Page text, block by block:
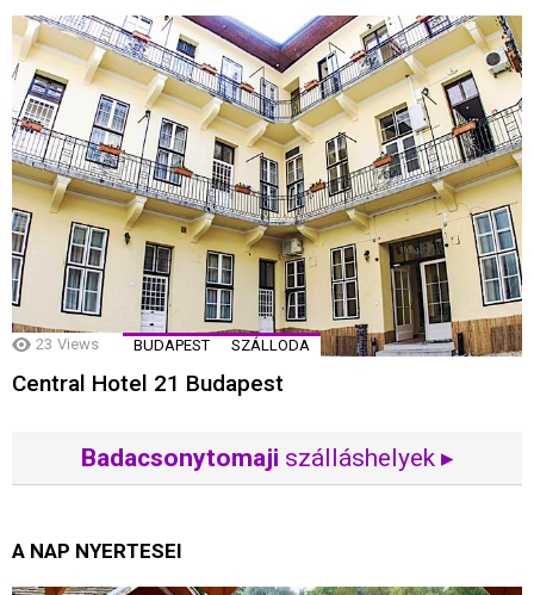
23 Views BUDAPEST SZÁLLODA
Central Hotel 21 Budapest
Badacsonytomaji szálláshelyek ▸
A NAP NYERTESEI